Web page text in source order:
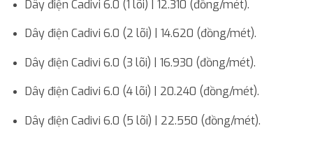
Dây điện Cadivi 6.0 (1 lõi) | 12.310 (đồng/mét).
Dây điện Cadivi 6.0 (2 lõi) | 14.620 (đồng/mét).
Dây điện Cadivi 6.0 (3 lõi) | 16.930 (đồng/mét).
Dây điện Cadivi 6.0 (4 lõi) | 20.240 (đồng/mét).
Dây điện Cadivi 6.0 (5 lõi) | 22.550 (đồng/mét).